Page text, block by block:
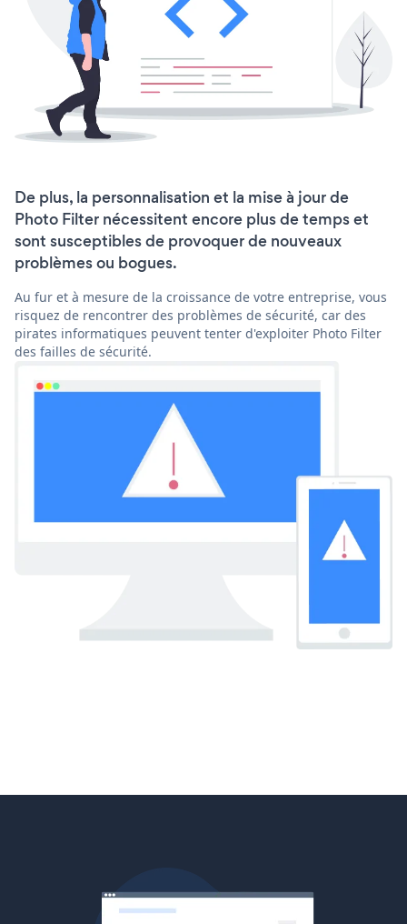
De plus, la personnalisation et la mise à jour de
Photo Filter nécessitent encore plus de temps et
sont susceptibles de provoquer de nouveaux
problèmes ou bogues.
Au fur et à mesure de la croissance de votre entreprise, vous
risquez de rencontrer des problèmes de sécurité, car des
pirates informatiques peuvent tenter d'exploiter Photo Filter
des failles de sécurité.